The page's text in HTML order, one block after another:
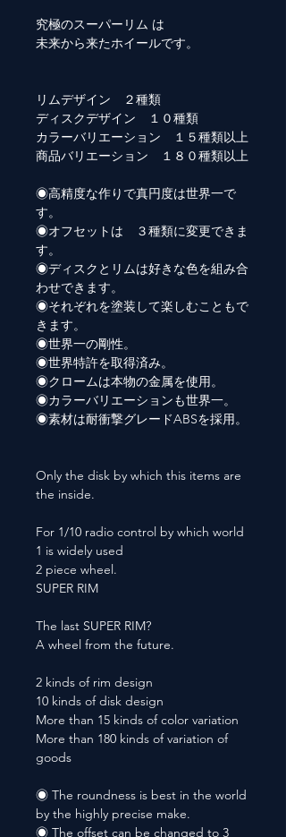
究極のスーパーリム は
未来から来たホイールです。
リムデザイン ２種類
ディスクデザイン １０種類
カラーバリエーション １５種類以上
商品バリエーション １８０種類以上
◉高精度な作りで真円度は世界一で
す。
◉オフセットは ３種類に変更できま
す。
◉ディスクとリムは好きな色を組み合
わせできます。
◉それぞれを塗装して楽しむこともで
きます。
◉世界一の剛性。
◉世界特許を取得済み。
◉クロームは本物の金属を使用。
◉カラーバリエーションも世界一。
◉素材は耐衝撃グレードABSを採用。
Only the disk by which this items are
the inside.
For 1/10 radio control by which world
1 is widely used
2 piece wheel.
SUPER RIM
The last SUPER RIM?
A wheel from the future.
2 kinds of rim design
10 kinds of disk design
More than 15 kinds of color variation
More than 180 kinds of variation of
goods
◉ The roundness is best in the world
by the highly precise make.
◉ The offset can be changed to 3